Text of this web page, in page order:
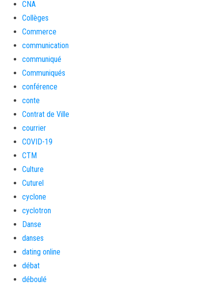
CNA
Collèges
Commerce
communication
communiqué
Communiqués
conférence
conte
Contrat de Ville
courrier
COVID-19
CTM
Culture
Cuturel
cyclone
cyclotron
Danse
danses
dating online
débat
déboulé